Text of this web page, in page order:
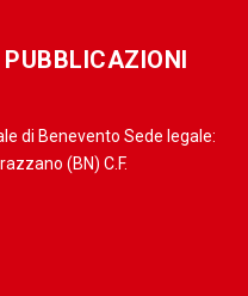
di Benevento Sede legale:
(BN) C.F.